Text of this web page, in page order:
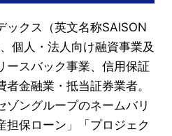
ックス（英文名称SAISON
個人・法人向け融資事業及
ースバック事業、信用保証
金融業・抵当証券業者。
ゾングループのネームバリ
担保ローン」「プロジェク